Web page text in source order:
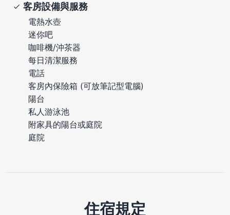
客房設備與服務
電熱水壺
迷你吧
咖啡機/沖茶器
每日清潔服務
電話
客房內保險箱 (可放筆記型電腦)
陽台
私人游泳池
附家具的陽台或庭院
庭院
住宿規定